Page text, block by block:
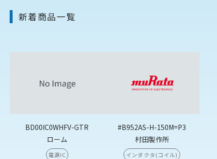
新着商品一覧
BD00IC0WHFV-GTR
ローム
電源IC
#B952AS-H-150M=P3
村田製作所
インダクタ(コイル)